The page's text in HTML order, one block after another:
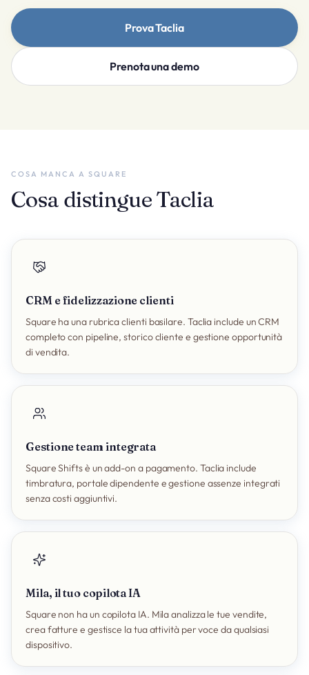
Prova Taclia
Prenota una demo
COSA MANCA A SQUARE
Cosa distingue Taclia
CRM e fidelizzazione clienti
Square ha una rubrica clienti basilare. Taclia include un CRM
completo con pipeline, storico cliente e gestione opportunità
di vendita.
Gestione team integrata
Square Shifts è un add-on a pagamento. Taclia include
timbratura, portale dipendente e gestione assenze integrati
senza costi aggiuntivi.
Mila, il tuo copilota IA
Square non ha un copilota IA. Mila analizza le tue vendite,
crea fatture e gestisce la tua attività per voce da qualsiasi
dispositivo.